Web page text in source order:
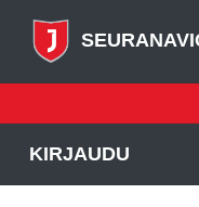
KIRJAUDU